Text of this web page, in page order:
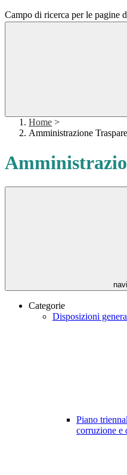
Campo di ricerca per le pagine
Home >
Amministrazione
Categorie
Disposizioni
Piano
corruzione e